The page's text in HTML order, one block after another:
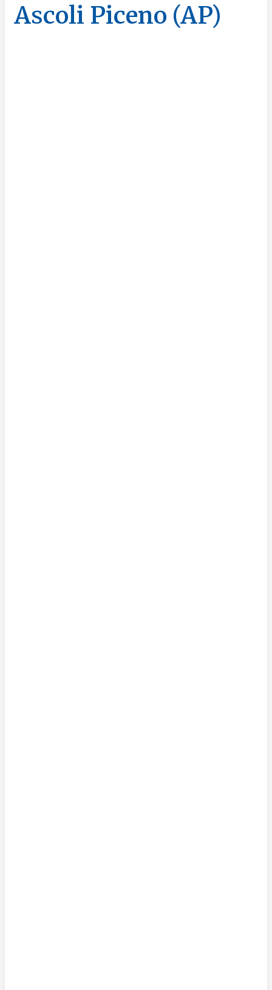
Ascoli Piceno (AP)